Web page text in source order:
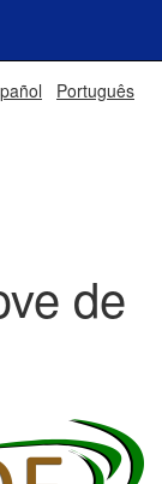
Português
de